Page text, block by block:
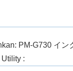
PM-G730 イン
: